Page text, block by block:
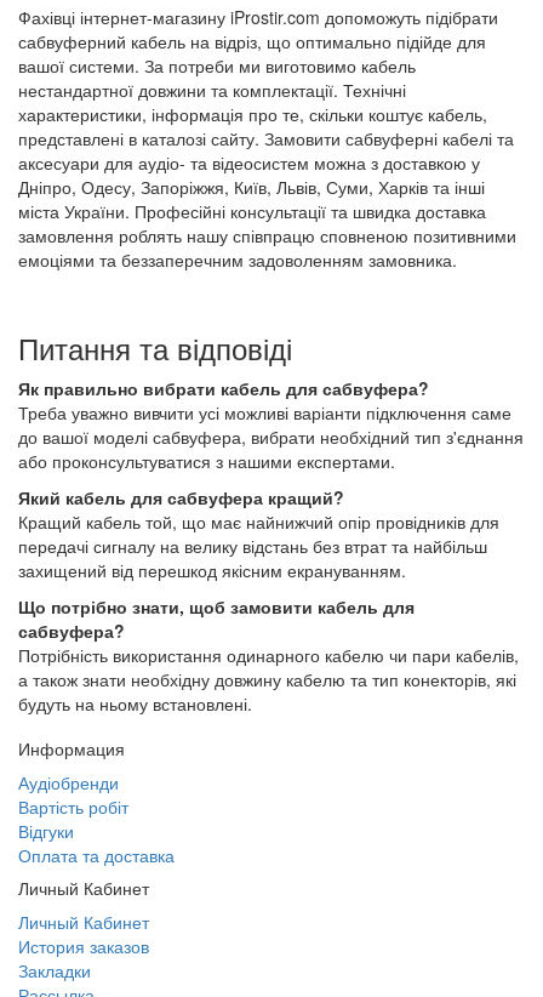
Фахівці інтернет-магазину iProstir.com допоможуть підібрати
сабвуферний кабель на відріз, що оптимально підійде для
вашої системи. За потреби ми виготовимо кабель
нестандартної довжини та комплектації. Технічні
характеристики, інформація про те, скільки коштує кабель,
представлені в каталозі сайту. Замовити сабвуферні кабелі та
аксесуари для аудіо- та відеосистем можна з доставкою у
Дніпро, Одесу, Запоріжжя, Київ, Львів, Суми, Харків та інші
міста України. Професійні консультації та швидка доставка
замовлення роблять нашу співпрацю сповненою позитивними
емоціями та беззаперечним задоволенням замовника.
Питання та відповіді
Як правильно вибрати кабель для сабвуфера?
Треба уважно вивчити усі можливі варіанти підключення саме
до вашої моделі сабвуфера, вибрати необхідний тип з'єднання
або проконсультуватися з нашими експертами.
Який кабель для сабвуфера кращий?
Кращий кабель той, що має найнижчий опір провідників для
передачі сигналу на велику відстань без втрат та найбільш
захищений від перешкод якісним екрануванням.
Що потрібно знати, щоб замовити кабель для
сабвуфера?
Потрібність використання одинарного кабелю чи пари кабелів,
а також знати необхідну довжину кабелю та тип конекторів, які
будуть на ньому встановлені.
Информация
Аудіобренди
Вартість робіт
Відгуки
Оплата та доставка
Личный Кабинет
Личный Кабинет
История заказов
Закладки